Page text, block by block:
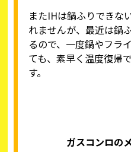
またIHは鍋ふりできな
れませんが、最近は鍋
るので、一度鍋やフラ
ても、素早く温度復帰
す。
ガスコンロのメ